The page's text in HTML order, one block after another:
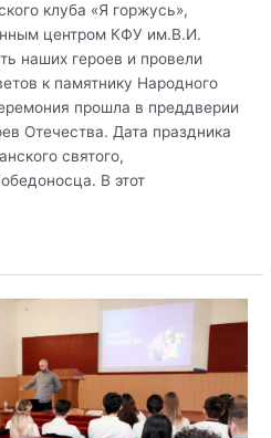
клуба «Я горжусь»,
центром КФУ им.В.И.
наших героев и провели
к памятнику Народного
прошла в преддверии
Отечества. Дата праздника
святого,
В этот